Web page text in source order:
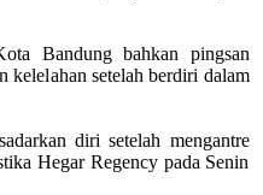
Bandung bahkan pingsan
kelelahan setelah berdiri dalam
diri setelah mengantre
Hegar Regency pada Senin